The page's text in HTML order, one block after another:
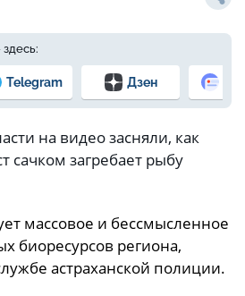
Telegram Дзен
на видео засняли, как
сачком загребает рыбу
массовое и бессмысленное
биоресурсов региона,
астраханской полиции.